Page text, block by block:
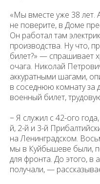
«Мы вместе уже 38 лет.
не поверите, в Доме
Он работал там
производства. Ну что,
билет?» — спрашивает
очага. Николай
аккуратными шагами,
в соседнюю комнату за
военный билет,
− Я служил с 42-ого
й, 2-й и 3-й
на Ленинградском.
мы в Куйбышеве были,
для фронта. До этого, в
получали, —